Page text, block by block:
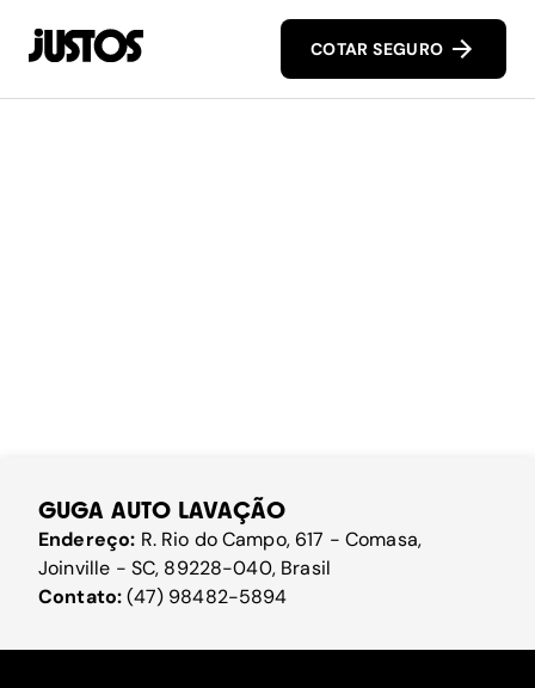
COTAR SEGURO
GUGA AUTO LAVAÇÃO
Endereço: R. Rio do Campo, 617 - Comasa,
Joinville - SC, 89228-040, Brasil
Contato:(47) 98482-5894